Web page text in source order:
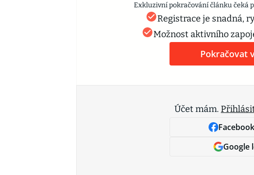
Exkluzivní pokračování článku čeká
Registrace je snadná,
Možnost aktivního
Pokračovat
Účet mám.
Google